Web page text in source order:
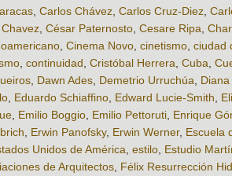
Carlos Chávez Carlos Cruz-Diez
César Paternosto Cesare Ripa
Cinema Novo cinetismo ciudad
continuidad Cristóbal Herrera Cuba
Dawn Ades Demetrio Urruchúa Diana
Eduardo Schiaffino Edward Lucie-Smith
Emilio Boggio Emilio Pettoruti Enrique
Erwin Panofsky, Erwin Werner, Escuela
Unidos de América estilo Estudio
de Arquitectos Félix Resurrección